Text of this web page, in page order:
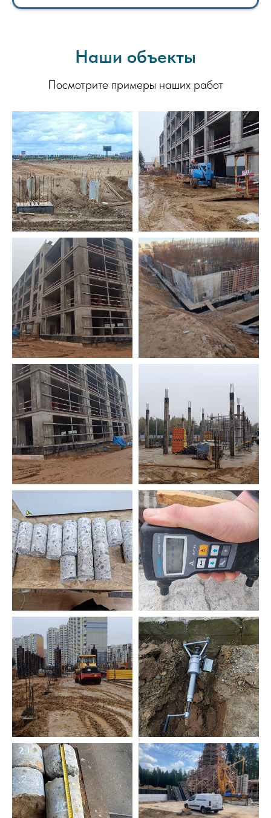
Наши объекты
Посмотрите примеры наших работ